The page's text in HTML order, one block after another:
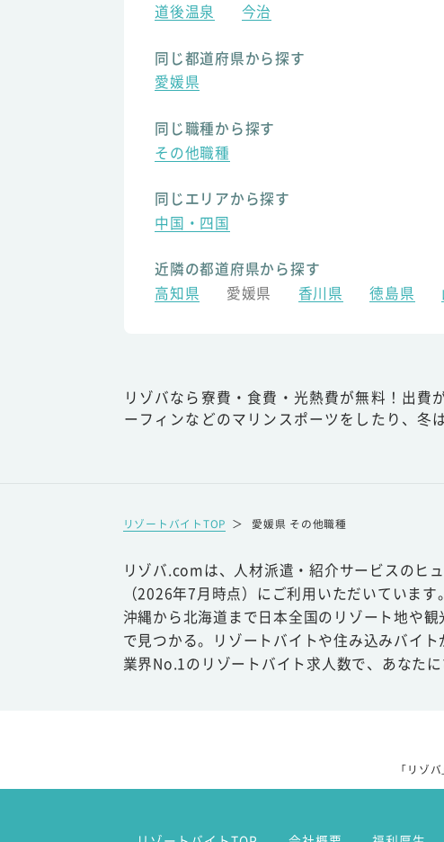
道後温泉
今治
同じ都道府県から探す
愛媛県
同じ職種から探す
その他職種
同じエリアから探す
中国・四国
近隣の都道府県から探す
高知県
愛媛県 香川県 徳島県
リゾバなら寮費・食費・光熱費が無料！出
ーフィンなどのマリンスポーツをしたり、冬
リゾートバイトTOP ＞ 愛媛県 その他職種
リゾバ.comは、人材派遣・紹介サービスのヒ
（2026年7月時点）にご利用いただいています。
沖縄から北海道まで日本全国のリゾート地や
で見つかる。リゾートバイトや住み込みバイ
業界No.1のリゾートバイト求人数で、あなた
「リゾ